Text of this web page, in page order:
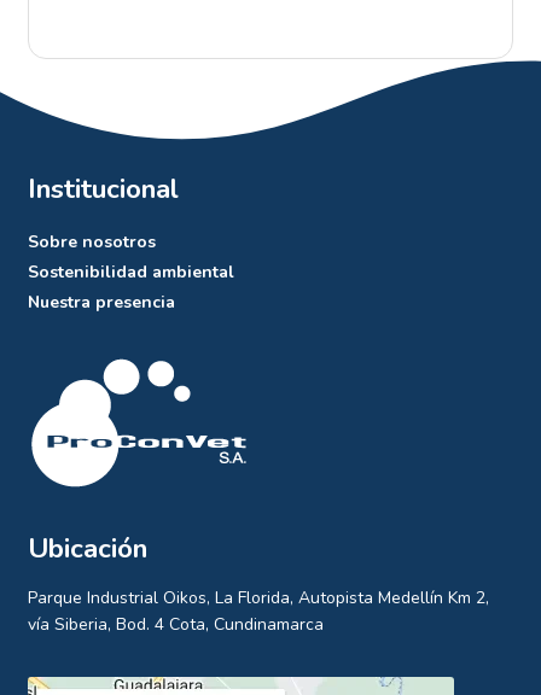
Institucional
Sobre nosotros
Sostenibilidad ambiental
Nuestra presencia
Ubicación
Parque Industrial Oikos, La Florida, Autopista Medellín Km 2,
vía Siberia, Bod. 4 Cota, Cundinamarca